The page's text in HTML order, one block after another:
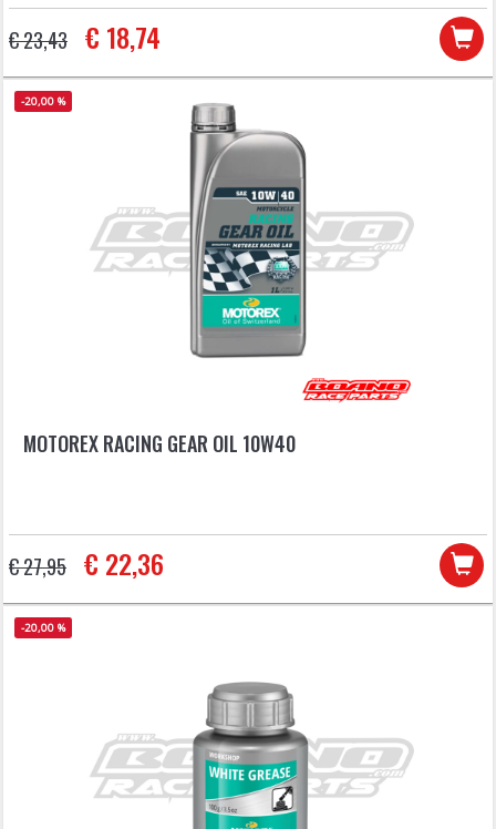
€ 23,43 € 18,74
-20,00 %
MOTOREX RACING GEAR OIL 10W40
€ 27,95 € 22,36
-20,00 %